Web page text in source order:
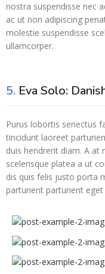
nostra suspendisse nec
ac ut non adipiscing
molestie suspendisse
ullamcorper.
5. Eva Solo:
Purus lobortis senectus
tincidunt laoreet
duis hendrerit diam. A at
scelerisque platea a ut
dis quis felis justo porta
parturient parturient eget